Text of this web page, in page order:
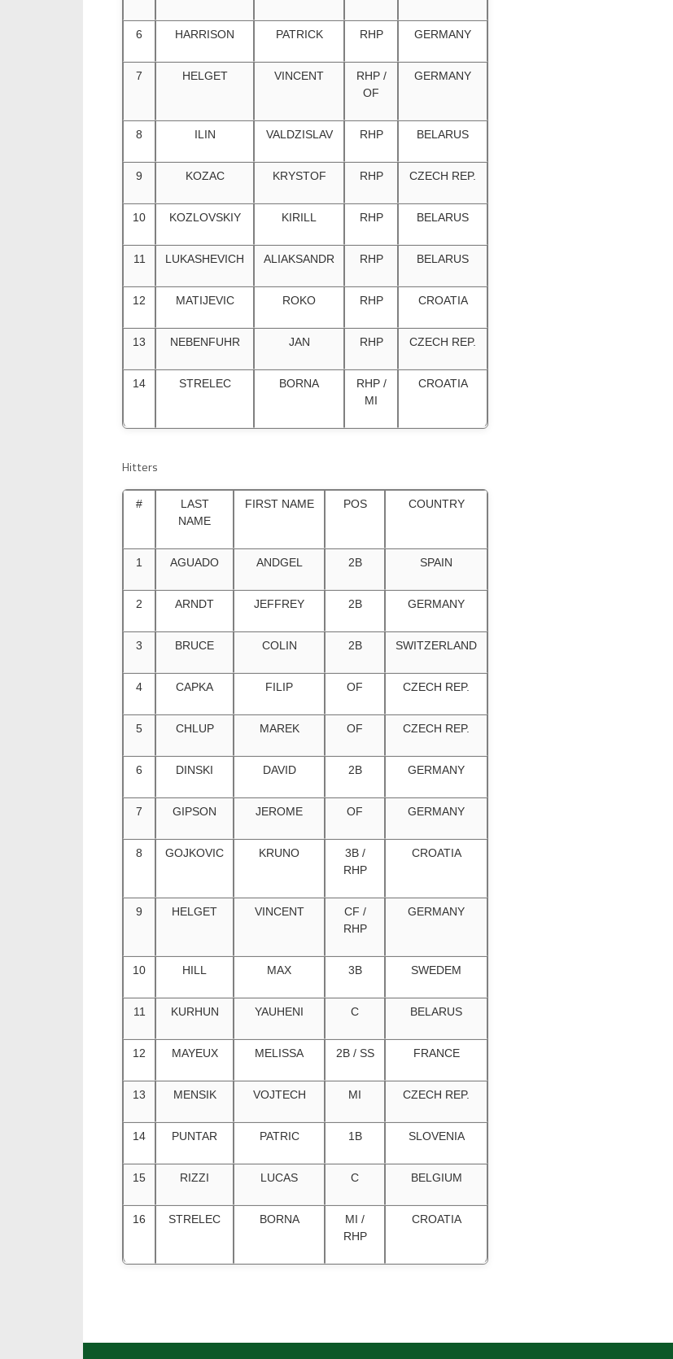
6 HARRISON PATRICK RHP GERMANY
7 HELGET VINCENT
RHP /
OF
GERMANY
8 ILIN VALDZISLAV RHP BELARUS
9 KOZAC KRYSTOF RHP CZECH REP.
10 KOZLOVSKIY KIRILL RHP BELARUS
11 LUKASHEVICH ALIAKSANDR RHP BELARUS
12 MATIJEVIC ROKO RHP CROATIA
13 NEBENFUHR JAN RHP CZECH REP.
14 STRELEC BORNA
RHP /
MI
CROATIA
Hitters
#
LAST
NAME
FIRST NAME POS COUNTRY
1 AGUADO ANDGEL 2B SPAIN
2 ARNDT JEFFREY 2B GERMANY
3 BRUCE COLIN 2B SWITZERLAND
4 CAPKA FILIP OF CZECH REP.
5 CHLUP MAREK OF CZECH REP.
6 DINSKI DAVID 2B GERMANY
7 GIPSON JEROME OF GERMANY
8 GOJKOVIC KRUNO
3B /
RHP
CROATIA
9 HELGET VINCENT
CF /
RHP
GERMANY
10 HILL MAX 3B SWEDEM
11 KURHUN YAUHENI C BELARUS
12 MAYEUX MELISSA 2B / SS FRANCE
13 MENSIK VOJTECH MI CZECH REP.
14 PUNTAR PATRIC 1B SLOVENIA
15 RIZZI LUCAS C BELGIUM
16 STRELEC BORNA
MI /
RHP
CROATIA